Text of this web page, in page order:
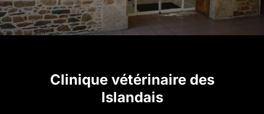
Clinique vétérinaire des
Islandais